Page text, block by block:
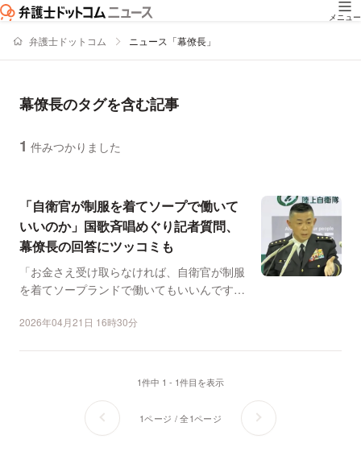
メニュー
弁護士ドットコム ニュース「幕僚長」
幕僚長のタグを含む記事
1 件みつかりました
「自衛官が制服を着てソープで働いて
いいのか」国歌斉唱めぐり記者質問、
幕僚長の回答にツッコミも
「お金さえ受け取らなければ、自衛官が制服
を着てソープランドで働いてもいいんです
2026年04月21日 16時30分
1件中 1 - 1件目を表示
1ページ / 全1ページ